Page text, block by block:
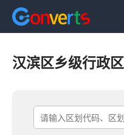
汉滨区乡级行政